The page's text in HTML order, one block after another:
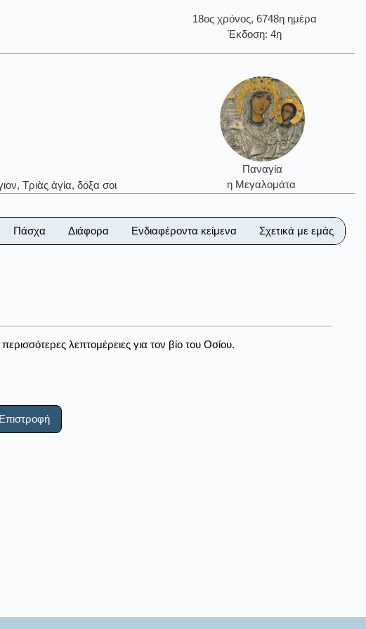
18ος χρόνος, 6748η ημέρα
Έκδοση: 4η
Τριὰς ἁγία, δόξα σοι
Παναγία
η Μεγαλομάτα
Πάσχα Διάφορα Ενδιαφέροντα κείμενα Σχετικά με εμάς
λεπτομέρειες για τον βίο του Οσίου.
Επιστροφή